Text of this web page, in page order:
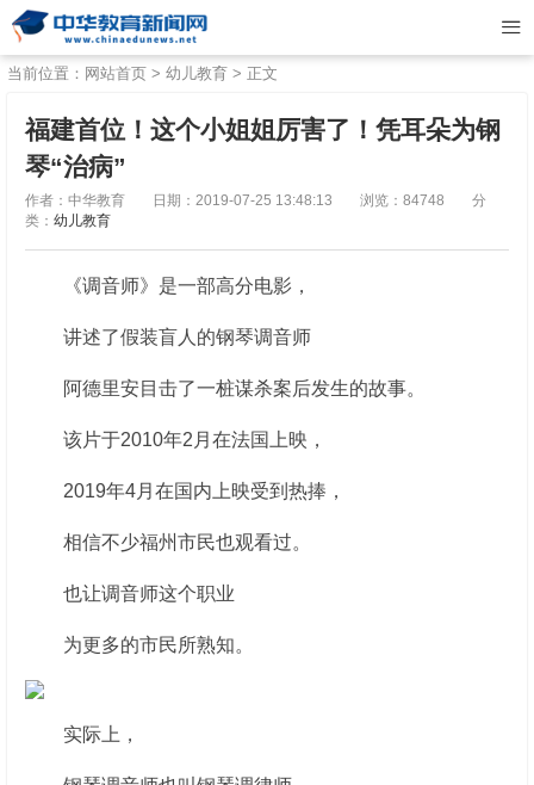
当前位置： 网站首页 > 幼儿教育 > 正文
福建首位！这个小姐姐厉害了！凭耳朵为钢
琴“治病”
作者：中华教育 日期：2019-07-25 13:48:13 浏览：84748
分
类： 幼儿教育
《调音师》是一部高分电影，
讲述了假装盲人的钢琴调音师
阿德里安目击了一桩谋杀案后发生的故事。
该片于2010年2月在法国上映，
2019年4月在国内上映受到热捧，
相信不少福州市民也观看过。
也让调音师这个职业
为更多的市民所熟知。
实际上，